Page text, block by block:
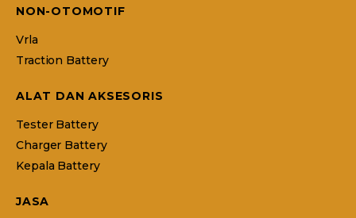
NON-OTOMOTIF
Vrla
Traction Battery
ALAT DAN AKSESORIS
Tester Battery
Charger Battery
Kepala Battery
JASA